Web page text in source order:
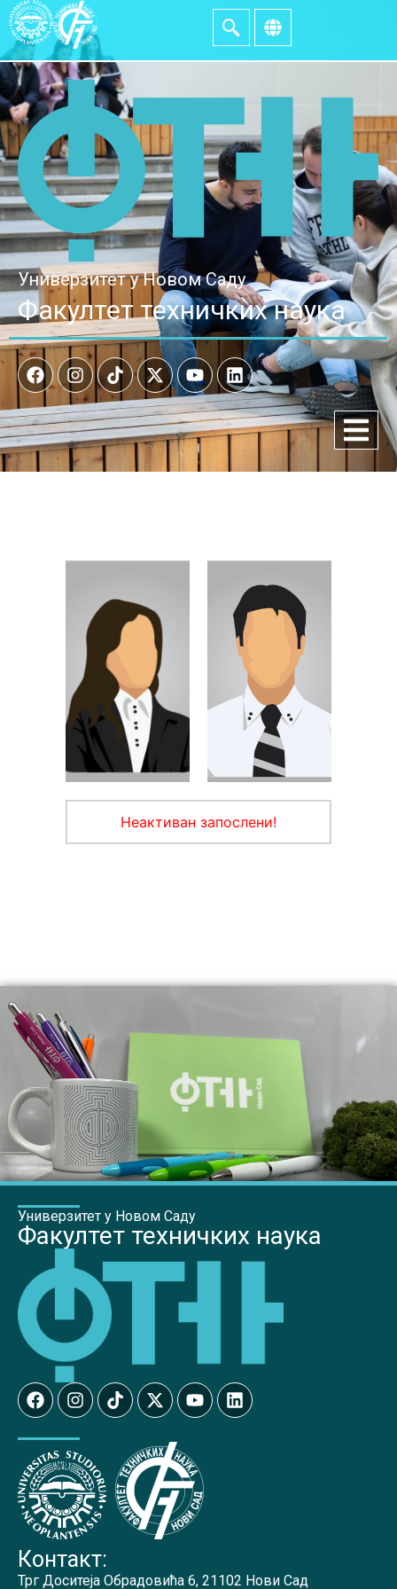
Универзитет у Новом Саду
Факултет техничких наука
Неактиван запослени!
Универзитет у Новом Саду
Факултет техничких наука
Контакт:
Трг Доситеја Обрадовића 6, 21102 Нови Сад